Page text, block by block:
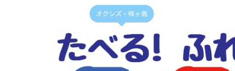
オクシズ・梅ヶ島